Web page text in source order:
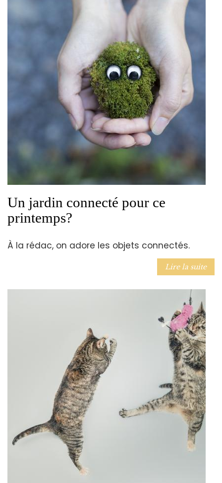
Un jardin connecté pour ce
printemps?
À la rédac, on adore les objets connectés.
Lire la suite